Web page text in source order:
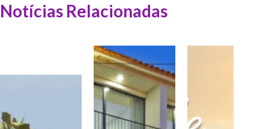
Notícias Relacionadas